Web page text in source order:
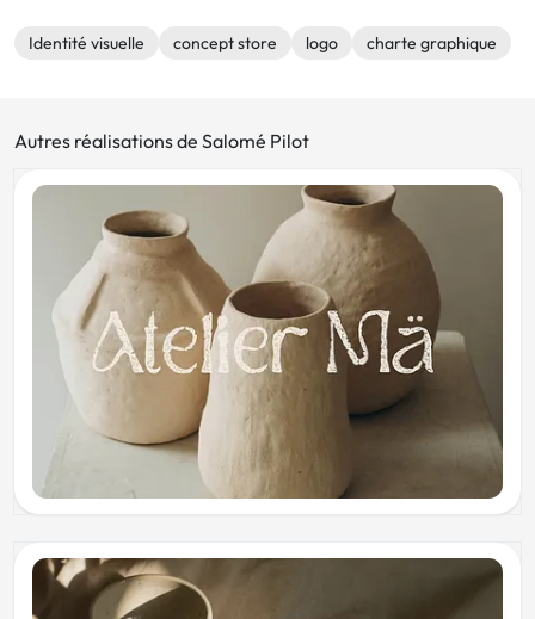
Identité visuelle concept store logo charte graphique
Autres réalisations de Salomé Pilot